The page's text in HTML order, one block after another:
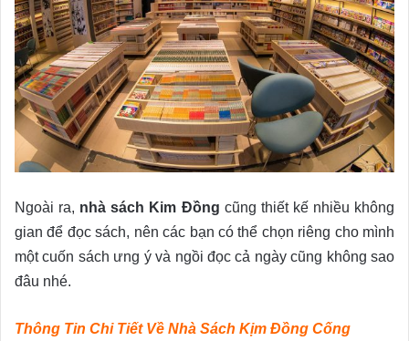
Ngoài ra, nhà sách Kim Đồng cũng thiết kế nhiều không
gian để đọc sách, nên các bạn có thể chọn riêng cho mình
một cuốn sách ưng ý và ngồi đọc cả ngày cũng không sao
đâu nhé.
Thông Tin Chi Tiết Về Nhà Sách Kịm Đồng Cống